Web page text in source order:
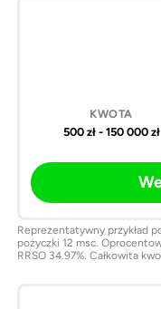
500 zł - 150 000 zł
Reprezentatywny przykład
pożyczki 12 msc.
RRSO 34.97%. Całkowita